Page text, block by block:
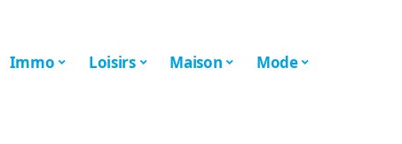
Immo Loisirs Maison Mode